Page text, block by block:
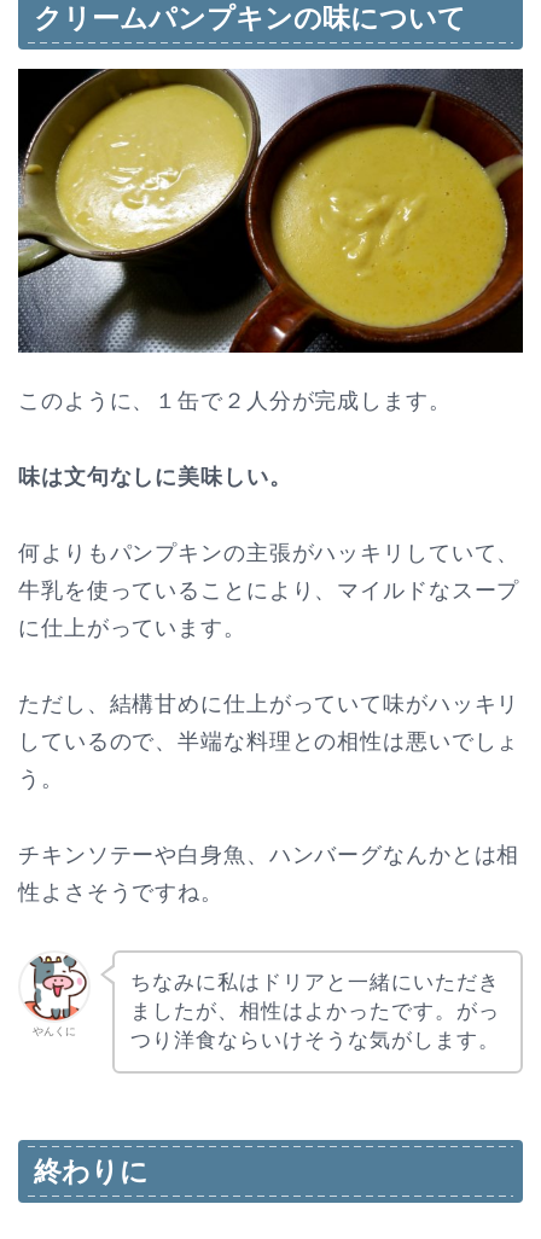
クリームパンプキンの味について
このように、１缶で２人分が完成します。
味は文句なしに美味しい。
何よりもパンプキンの主張がハッキリしていて、
牛乳を使っていることにより、マイルドなスープ
に仕上がっています。
ただし、結構甘めに仕上がっていて味がハッキリ
しているので、半端な料理との相性は悪いでしょ
う。
チキンソテーや白身魚、ハンバーグなんかとは相
性よさそうですね。
やんくに
ちなみに私はドリアと一緒にいただき
ましたが、相性はよかったです。がっ
つり洋食ならいけそうな気がします。
終わりに